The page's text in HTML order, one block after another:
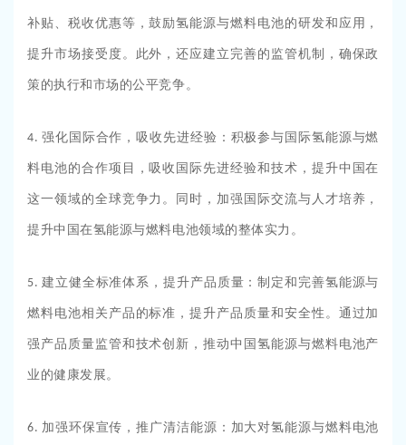
补贴、税收优惠等，鼓励氢能源与燃料电池的研发和应用，
提升市场接受度。此外，还应建立完善的监管机制，确保政
策的执行和市场的公平竞争。
4. 强化国际合作，吸收先进经验：积极参与国际氢能源与燃
料电池的合作项目，吸收国际先进经验和技术，提升中国在
这一领域的全球竞争力。同时，加强国际交流与人才培养，
提升中国在氢能源与燃料电池领域的整体实力。
5. 建立健全标准体系，提升产品质量：制定和完善氢能源与
燃料电池相关产品的标准，提升产品质量和安全性。通过加
强产品质量监管和技术创新，推动中国氢能源与燃料电池产
业的健康发展。
6. 加强环保宣传，推广清洁能源：加大对氢能源与燃料电池